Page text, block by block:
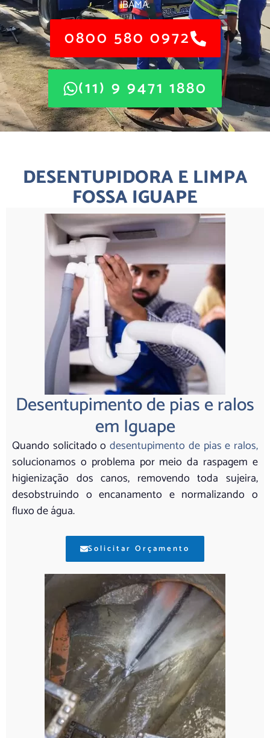
IBAMA.
0800 580 0972
(11) 9 9471 1880
DESENTUPIDORA E LIMPA
FOSSA IGUAPE
Desentupimento de pias e ralos
em Iguape
Quando solicitado odesentupimento de pias e ralos,
solucionamos o problema por meio da raspagem e
higienização dos canos, removendo toda sujeira,
desobstruindo o encanamento e normalizando o
fluxo de água.
Solicitar Orçamento